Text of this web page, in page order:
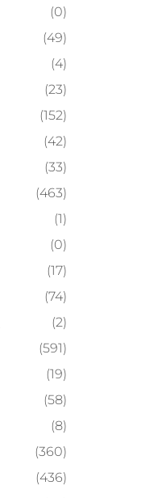
(0)
(49)
(4)
(23)
(152)
(42)
(33)
(463)
(1)
(0)
(17)
(74)
(2)
(591)
(19)
(58)
(8)
(360)
(436)